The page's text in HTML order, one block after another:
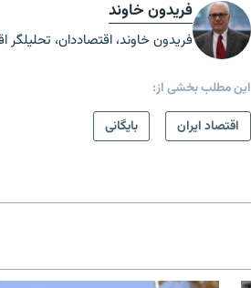
فریدون خاوند
فریدون خاوند، اقتصاددان،
این مطلب بخشی از:
اقتصاد ایران
بایگانی